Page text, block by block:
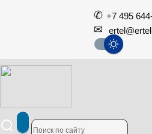
+7 495